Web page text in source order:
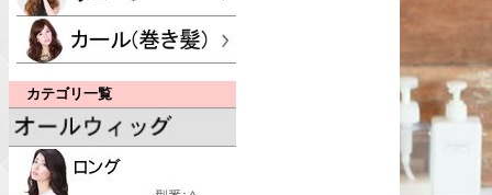
カテゴリ一覧